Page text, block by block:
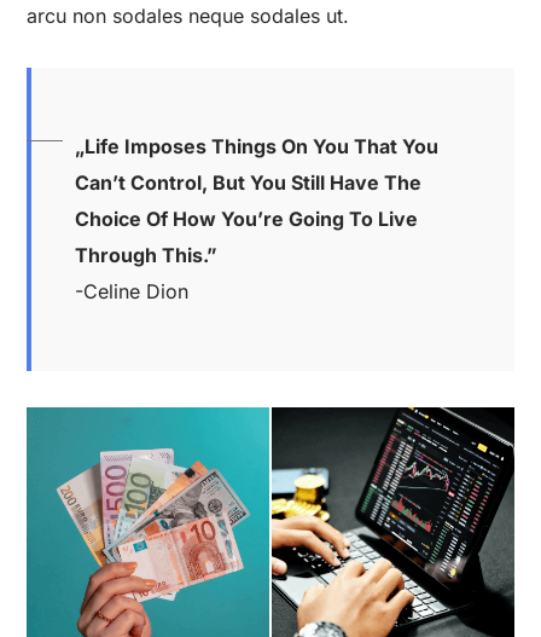
arcu non sodales neque sodales ut.
„Life Imposes Things On You That You
Can’t Control, But You Still Have The
Choice Of How You’re Going To Live
Through This.”
-Celine Dion